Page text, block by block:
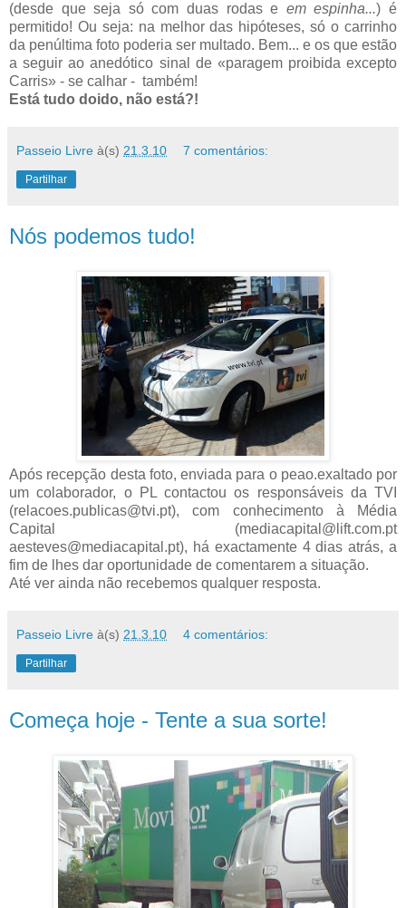
(desde que seja só com duas rodas e em espinha...) é
permitido! Ou seja: na melhor das hipóteses, só o carrinho
da penúltima foto poderia ser multado. Bem... e os que estão
a seguir ao anedótico sinal de «paragem proibida excepto
Carris» - se calhar - também!
Está tudo doido, não está?!
Passeio Livre à(s) 21.3.10 7 comentários:
Partilhar
Nós podemos tudo!
Após recepção desta foto, enviada para o peao.exaltado por
um colaborador, o PL contactou os responsáveis da TVI
(relacoes.publicas@tvi.pt), com conhecimento à Média
Capital (mediacapital@lift.com.pt
aesteves@mediacapital.pt), há exactamente 4 dias atrás, a
fim de lhes dar oportunidade de comentarem a situação.
Até ver ainda não recebemos qualquer resposta.
Passeio Livre à(s) 21.3.10 4 comentários:
Partilhar
Começa hoje - Tente a sua sorte!